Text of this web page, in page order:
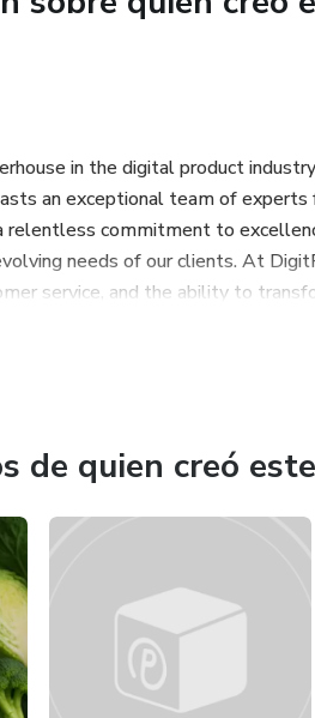
in the digital product
an exceptional team of
commitment to
needs of our clients. At
service, and the ability to
de quien creó